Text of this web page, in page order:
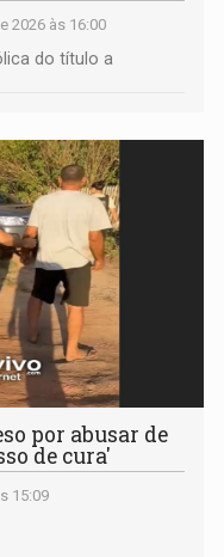
2026 às 16:00
do título a
por abusar de
de cura'
15:09